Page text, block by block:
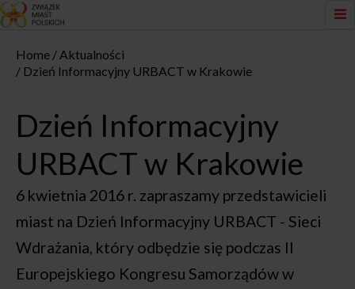
Home
Aktualności
Dzień Informacyjny URBACT w Krakowie
Dzień Informacyjny
URBACT w Krakowie
6 kwietnia 2016 r. zapraszamy przedstawicieli
miast na Dzień Informacyjny URBACT - Sieci
Wdrażania, który odbędzie się podczas II
Europejskiego Kongresu Samorządów w